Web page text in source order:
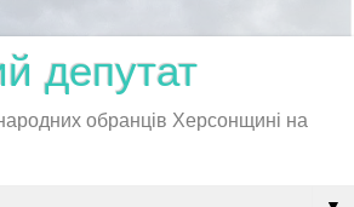
депутат
обранців Херсонщині на